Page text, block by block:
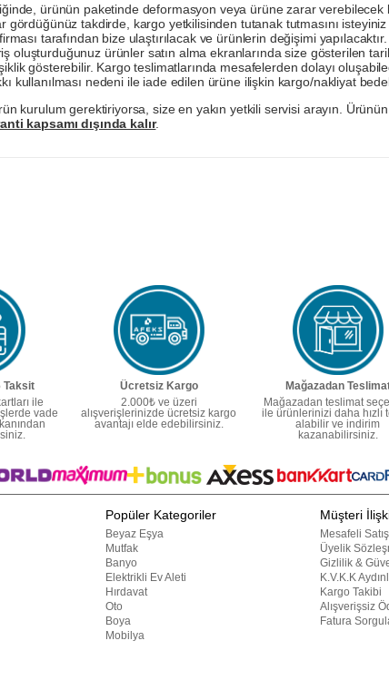
ürünün paketinde deformasyon veya ürüne zarar
gördüğünüz takdirde, kargo yetkilisinden tutanak tutmasını
tarafından bize ulaştırılacak ve ürünlerin değişimi
oluşturduğunuz ürünler satın alma ekranlarında size gösterilen
gösterebilir. Kargo teslimatlarında mesafelerden dolayı
kullanılması nedeni ile iade edilen ürüne ilişkin kargo/nakliyat
kurulum gerektiriyorsa, size en yakın yetkili servisi arayın.
kapsamı dışında kalır.
Taksit
ile
vade
Ücretsiz Kargo
2.000₺ ve üzeri
alışverişlerinizde ücretsiz kargo
avantajı elde edebilirsiniz.
Mağazadan
Mağazadan teslimat
ile ürünlerinizi daha hızlı
alabilir ve indirim
kazanabilirsiniz.
Popüler Kategoriler
Beyaz Eşya
Mutfak
Banyo
Elektrikli Ev Aleti
Hırdavat
Oto
Boya
Mobilya
Müşteri
Mesafeli
Üyelik
Gizlilik &
K.V.K.K
Kargo Takibi
Alışverişsiz
Fatura